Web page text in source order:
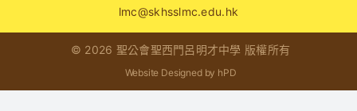
我們的聯繫
入學資訊
下載區
lmc@skhsslmc.edu.hk
© 2026 聖公會聖西門呂明才中學 版權所有
Website Designed by hPD